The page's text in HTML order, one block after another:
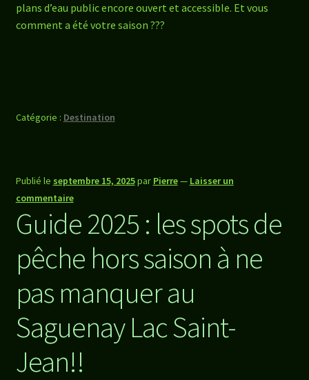
plans d’eau public encore ouvert et accessible. Et vous
comment a été votre saison ???
Catégorie : Destination
Publié le septembre 15, 2025par Pierre— Laisser un
commentaire
Guide 2025 : les spots de
pêche hors saison à ne
pas manquer au
Saguenay Lac Saint-
Jean!!